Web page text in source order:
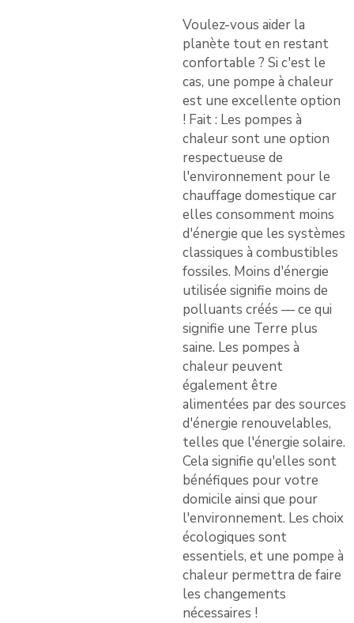
Voulez-vous aider la
planète tout en restant
confortable ? Si c'est le
cas, une pompe à chaleur
est une excellente option
! Fait : Les pompes à
chaleur sont une option
respectueuse de
l'environnement pour le
chauffage domestique car
elles consomment moins
d'énergie que les systèmes
classiques à combustibles
fossiles. Moins d'énergie
utilisée signifie moins de
polluants créés — ce qui
signifie une Terre plus
saine. Les pompes à
chaleur peuvent
également être
alimentées par des sources
d'énergie renouvelables,
telles que l'énergie solaire.
Cela signifie qu'elles sont
bénéfiques pour votre
domicile ainsi que pour
l'environnement. Les choix
écologiques sont
essentiels, et une pompe à
chaleur permettra de faire
les changements
nécessaires !